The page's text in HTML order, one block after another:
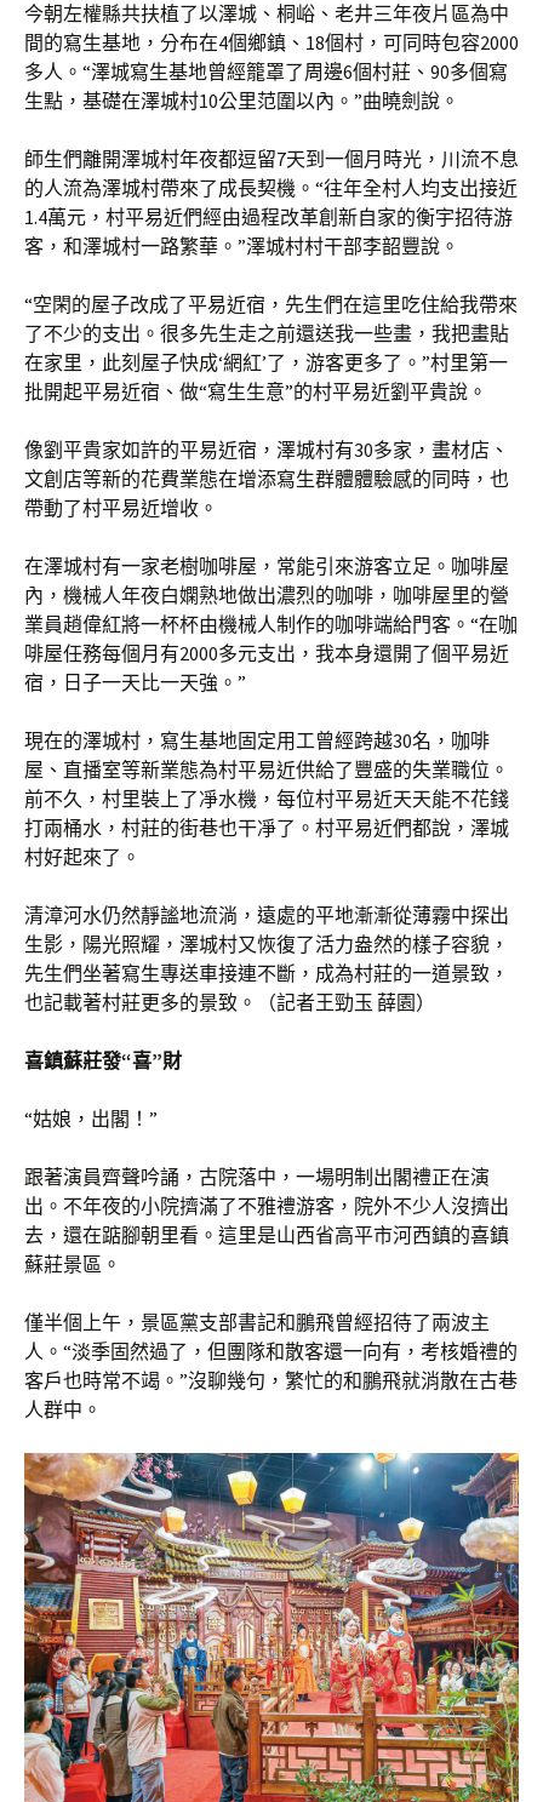
今朝左權縣共扶植了以澤城、桐峪、老井三年夜片區為中
間的寫生基地，分布在4個鄉鎮、18個村，可同時包容2000
多人。“澤城寫生基地曾經籠罩了周邊6個村莊、90多個寫
生點，基礎在澤城村10公里范圍以內。”曲曉劍說。
師生們離開澤城村年夜都逗留7天到一個月時光，川流不息
的人流為澤城村帶來了成長契機。“往年全村人均支出接近
1.4萬元，村平易近們經由過程改革創新自家的衡宇招待游
客，和澤城村一路繁華。”澤城村村干部李韶豐說。
“空閑的屋子改成了平易近宿，先生們在這里吃住給我帶來
了不少的支出。很多先生走之前還送我一些畫，我把畫貼
在家里，此刻屋子快成‘網紅’了，游客更多了。”村里第一
批開起平易近宿、做“寫生生意”的村平易近劉平貴說。
像劉平貴家如許的平易近宿，澤城村有30多家，畫材店、
文創店等新的花費業態在增添寫生群體體驗感的同時，也
帶動了村平易近增收。
在澤城村有一家老樹咖啡屋，常能引來游客立足。咖啡屋
內，機械人年夜白嫻熟地做出濃烈的咖啡，咖啡屋里的營
業員趙偉紅將一杯杯由機械人制作的咖啡端給門客。“在咖
啡屋任務每個月有2000多元支出，我本身還開了個平易近
宿，日子一天比一天強。”
現在的澤城村，寫生基地固定用工曾經跨越30名，咖啡
屋、直播室等新業態為村平易近供給了豐盛的失業職位。
前不久，村里裝上了凈水機，每位村平易近天天能不花錢
打兩桶水，村莊的街巷也干凈了。村平易近們都說，澤城
村好起來了。
清漳河水仍然靜謐地流淌，遠處的平地漸漸從薄霧中探出
生影，陽光照耀，澤城村又恢復了活力盎然的樣子容貌，
先生們坐著寫生專送車接連不斷，成為村莊的一道景致，
也記載著村莊更多的景致。（記者王勁玉 薛園）
喜鎮蘇莊發“喜”財
“姑娘，出閣！”
跟著演員齊聲吟誦，古院落中，一場明制出閣禮正在演
出。不年夜的小院擠滿了不雅禮游客，院外不少人沒擠出
去，還在踮腳朝里看。這里是山西省高平市河西鎮的喜鎮
蘇莊景區。
僅半個上午，景區黨支部書記和鵬飛曾經招待了兩波主
人。“淡季固然過了，但團隊和散客還一向有，考核婚禮的
客戶也時常不竭。”沒聊幾句，繁忙的和鵬飛就消散在古巷
人群中。